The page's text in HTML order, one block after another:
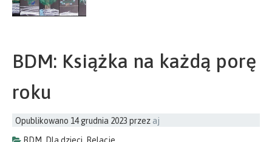
BDM: Książka na każdą porę
roku
Opublikowano 14 grudnia 2023 przez aj